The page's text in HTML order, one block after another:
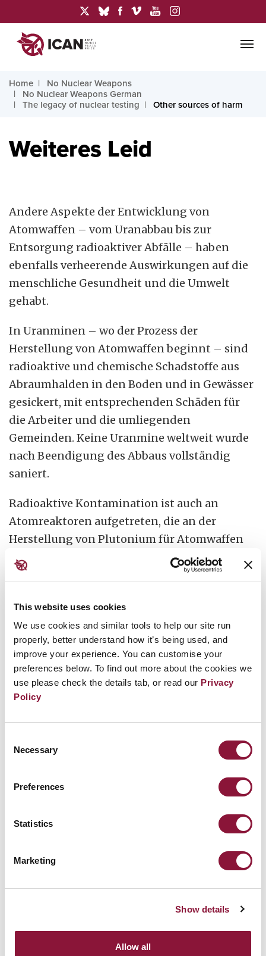
This website uses cookies
We use cookies and similar tools to help our site run
properly, better understand how it’s being used, and
improve your experience. You can customise your
preferences below. To find out more about the cookies we
use please check the details tab, or read our Privacy
Policy
Selection
Necessary
Preferences
Statistics
Marketing
Show details
Allow all
Home
No Nuclear Weapons
No Nuclear Weapons German
The legacy of nuclear testing
Other sources of harm
Weiteres Leid
Andere Aspekte der Entwicklung von
Atomwaffen – vom Uranabbau bis zur
Entsorgung radioaktiver Abfälle – haben
ebenfalls verheerende Auswirkungen auf die
menschliche Gesundheit und die Umwelt
gehabt.
In Uranminen – wo der Prozess der
Herstellung von Atomwaffen beginnt – sind
radioaktive und chemische Schadstoffe aus
Abraumhalden in den Boden und in Gewässer
gesickert, mit entsprechenden Schäden für
die Arbeiter und die umliegenden
Gemeinden. Keine Uranmine weltweit wurde
nach Beendigung des Abbaus vollständig
saniert.
Radioaktive Kontamination ist auch an
Atomreaktoren aufgetreten, die an der
Herstellung von Plutonium für Atomwaffen
beteiligt sind. Im Atomkraftwerk Windscale
im Vereinigten Königreich beispielsweise
schickte radioaktive Wolken über weite Teile
Europas. Die gesamte Milch von den
umliegenden Höfen musste vernichtet
werden.
Viele Gemeinden weltweit stehen zudem vor
Herstellung von Zehntausenden von
Dieser wird noch Jahrtausende lang gefährlich